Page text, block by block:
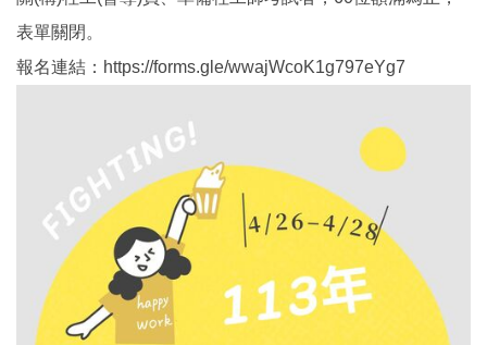
表單關閉。
報名連結：https://forms.gle/wwajWcoK1g797eYg7